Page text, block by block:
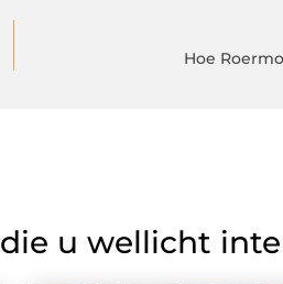
Hoe
die u wellicht